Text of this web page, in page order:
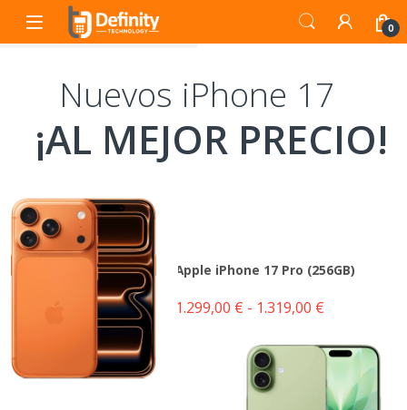
Skip to navigation
Skip to content
Open 0
Apple iPhone 17 Pro (256GB)
1.299,00 € - 1.319,00 €
Nuevos iPhone 17
¡AL MEJOR PRECIO!